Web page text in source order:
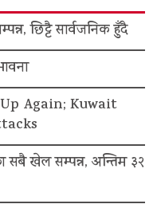
छिट्टै सार्वजनिक हुँदै
Again; Kuwait
सबै खेल सम्पन्न, अन्तिम ३२